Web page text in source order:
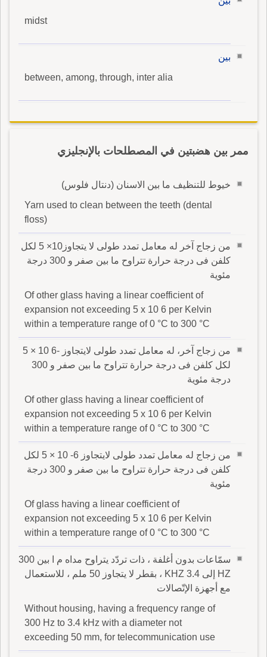
midst
بين
between, among, through, inter alia
ممر بين هضبتين في المصطلحات بالإنجليزي
خيوط للتنظيف ما بين الاسنان (دنتال فلوس)
Yarn used to clean between the teeth (dental
floss)
من زجاج آخر له معامل تمدد طولى لا يتجاوز10× 5 لكل
كلفن فى درجة حرارة تتراوح ما بين صفر و 300 درجة
مئوية
Of other glass having a linear coefficient of
expansion not exceeding 5 x 10 6 per Kelvin
within a temperature range of 0 °C to 300 °C
من زجاج آخر، له معامل تمدد طولى لايتجاوز -6 10 × 5
لكل كلفن فى درجة حرارة تتراوح ما بين صفر و 300
درجة مئوية
Of other glass having a linear coefficient of
expansion not exceeding 5 x 10 6 per Kelvin
within a temperature range of 0 °C to 300 °C
من زجاج له معامل تمدد طولى لايتجاوز 6- 10 × 5 لكل
كلفن فى درجة حرارة تتراوح ما بين صفر و 300 درجة
مئوية
Of glass having a linear coefficient of
expansion not exceeding 5 x 10 6 per Kelvin
within a temperature range of 0 °C to 300 °C
سمّاعات بدون أغلفة ، ذات تردّد يتراوح مداه م ا بين 300
HZ إلى 3.4 KHZ ، بقطر لا يتجاوز 50 ملم ، للاستعمال
مع أجهزة الإتّصالات
Without housing, having a frequency range of
300 Hz to 3.4 kHz with a diameter not
exceeding 50 mm, for telecommunication use